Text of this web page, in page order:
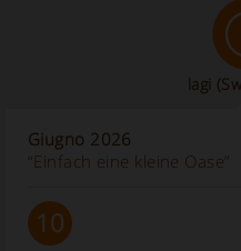
lagi
Giugno 2026
“Einfach eine kleine Oase”
10